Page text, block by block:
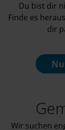
Du bist dir
Finde es
dir
Wir suchen